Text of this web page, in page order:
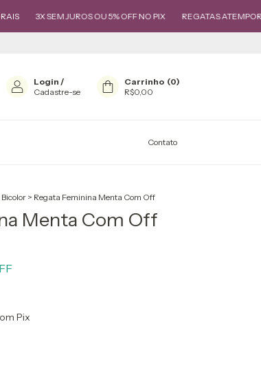
SEM JUROS OU 5% OFF NO PIX REGATAS ATEMPORAIS
Login /
Cadastre-se
Carrinho (0)
R$0,00
Contato
> Regata Feminina Menta Com Off
Menta Com Off
Pix